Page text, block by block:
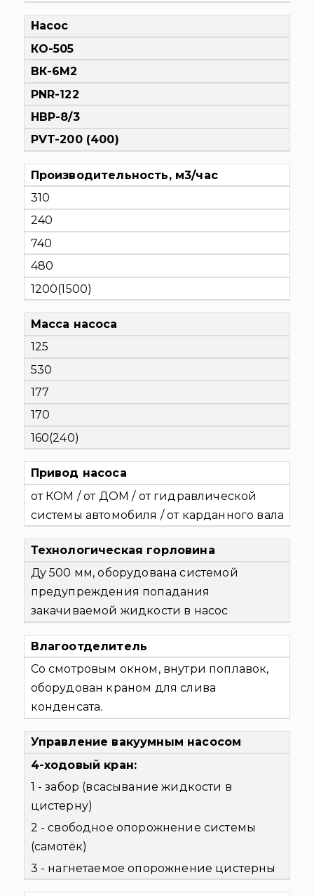
Насос
КО-505
ВК-6М2
PNR-122
НВР-8/3
PVT-200 (400)
Производительность, м3/час
310
240
740
480
1200(1500)
Масса насоса
125
530
177
170
160(240)
Привод насоса
от КОМ / от ДОМ / от гидравлической
системы автомобиля / от карданного вала
Технологическая горловина
Ду 500 мм, оборудована системой
предупреждения попадания
закачиваемой жидкости в насос
Влагоотделитель
Со смотровым окном, внутри поплавок,
оборудован краном для слива
конденсата.
Управление вакуумным насосом
4-ходовый кран:
1 - забор (всасывание жидкости в
цистерну)
2 - свободное опорожнение системы
(самотёк)
3 - нагнетаемое опорожнение цистерны